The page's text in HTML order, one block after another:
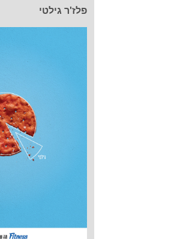
פלז'ר גילטי